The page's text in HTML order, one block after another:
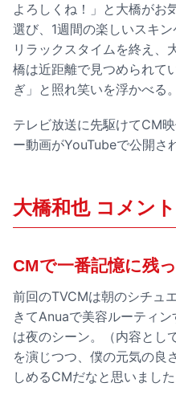
よろしくね！」と大橋がお
選び、1週間の楽しいスキ
リラックスタイムを終え、
橋は近距離で見つめられて
ぎ」と照れ笑いを浮かべる。
テレビ放送に先駆けてCM
ー動画がYouTubeで公開さ
大橋和也 コメント
CMで一番記憶に残
前回のTVCMは朝のシチュ
きてAnuaで美容ルーティ
は夜のシーン。（内容とし
を演じつつ、僕の元気の良
しめるCMだなと思いました